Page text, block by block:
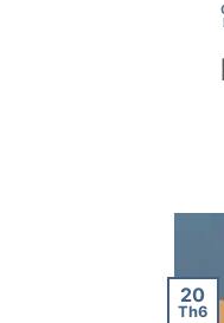
20
Th6